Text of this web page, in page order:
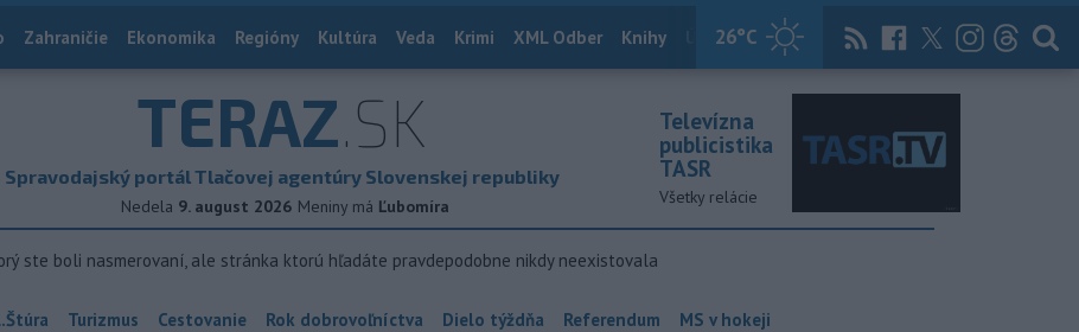
26°C
Zahraničie Ekonomika Regióny Kultúra Veda Krimi XML Odber Knihy Útulkovo Magazín News Now Archív
TERAZ.SK
Spravodajský portál Tlačovej agentúry Slovenskej republiky
Nedela 9. august 2026 Meniny má Ľubomíra
Televízna
publicistika
TASR
Všetky relácie
ste boli nasmerovaní, ale stránka ktorú hľadáte pravdepodobne nikdy neexistovala
Turizmus Cestovanie Rok dobrovoľníctva Dielo týždňa Referendum MS v hokeji